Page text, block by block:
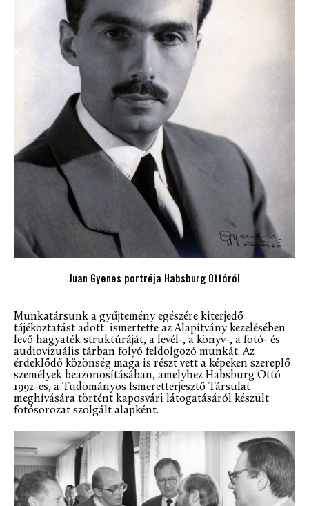
Juan Gyenes portréja Habsburg Ottóról
Munkatársunk a gyűjtemény egészére kiterjedő
tájékoztatást adott: ismertette az Alapítvány kezelésében
levő hagyaték struktúráját, a levél-, a könyv-, a fotó- és
audiovizuális tárban folyó feldolgozó munkát. Az
érdeklődő közönség maga is részt vett a képeken szereplő
személyek beazonosításában, amelyhez Habsburg Ottó
1992-es, a Tudományos Ismeretterjesztő Társulat
meghívására történt kaposvári látogatásáról készült
fotósorozat szolgált alapként.